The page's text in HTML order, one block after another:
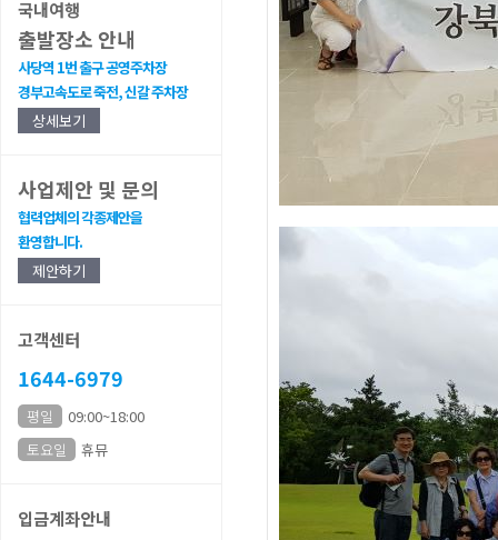
국내여행
출발장소 안내
사당역 1번 출구 공영주차장
경부고속도로 죽전, 신갈 주차장
상세보기
사업제안 및 문의
협력업체의 각종제안을
환영합니다.
제안하기
고객센터
1644-6979
평일
09:00~18:00
토요일
휴뮤
입금계좌안내